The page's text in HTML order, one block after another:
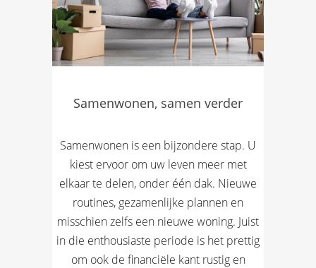
Samenwonen, samen verder
Samenwonen is een bijzondere stap. U
kiest ervoor om uw leven meer met
elkaar te delen, onder één dak. Nieuwe
routines, gezamenlijke plannen en
misschien zelfs een nieuwe woning. Juist
in die enthousiaste periode is het prettig
om ook de financiële kant rustig en